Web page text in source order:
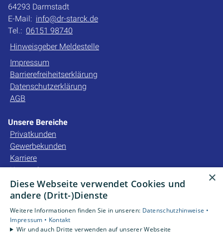
64293 Darmstadt
E-Mail: info@dr-starck.de
Tel.: 06151 98740
Hinweisgeber Meldestelle
Impressum
Barrierefreiheitserklärung
Datenschutzerklärung
AGB
Unsere Bereiche
Privatkunden
Gewerbekunden
Karriere
Unternehmen
Kontakt
Unsere Bewertungen
×
Diese Webseite verwendet Cookies und
andere (Dritt-)Dienste
Weitere Informationen finden Sie in unseren: Datenschutzhinweise •
Impressum • Kontakt
Wir und auch Dritte verwenden auf unserer Webseite